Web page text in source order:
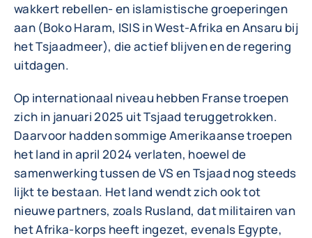
wakkert rebellen- en islamistische groeperingen
aan (Boko Haram, ISIS in West-Afrika en Ansaru bij
het Tsjaadmeer), die actief blijven en de regering
uitdagen.
Op internationaal niveau hebben Franse troepen
zich in januari 2025 uit Tsjaad teruggetrokken.
Daarvoor hadden sommige Amerikaanse troepen
het land in april 2024 verlaten, hoewel de
samenwerking tussen de VS en Tsjaad nog steeds
lijkt te bestaan. Het land wendt zich ook tot
nieuwe partners, zoals Rusland, dat militairen van
het Afrika-korps heeft ingezet, evenals Egypte,